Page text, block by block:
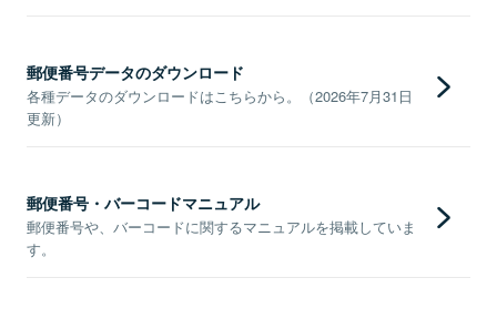
郵便番号データのダウンロード
各種データのダウンロードはこちらから。（2026年7月31日
更新）
郵便番号・バーコードマニュアル
郵便番号や、バーコードに関するマニュアルを掲載していま
す。